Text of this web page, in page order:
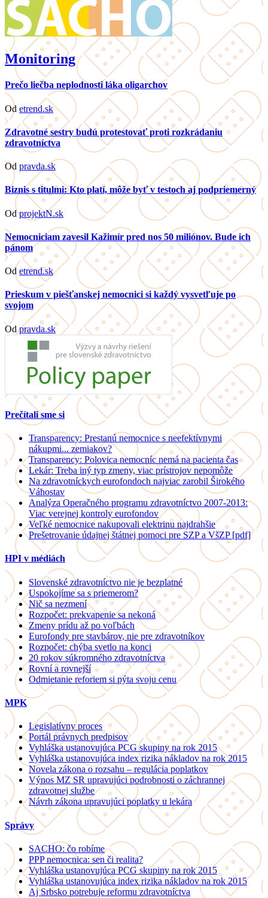
Monitoring
Prečo liečba neplodnosti láka oligarchov
Od etrend.sk
Zdravotné sestry budú protestovať proti rozkrádaniu
zdravotníctva
Od pravda.sk
Biznis s titulmi: Kto platí, môže byť v testoch aj podpriemerný
OdprojektN.sk
Nemocniciam zavesil Kažimír pred nos 50 miliónov. Bude ich
pánom
Od etrend.sk
Prieskum v piešťanskej nemocnici si každý vysvetľuje po
svojom
Odpravda.sk
Prečítali sme si
Transparency: Prestanú nemocnice s neefektívnymi
nákupmi... zemiakov?
Transparency: Polovica nemocníc nemá na pacienta čas
Lekár: Treba iný typ zmeny, viac prístrojov nepomôže
Na zdravotníckych eurofondoch najviac zarobil Širokého
Váhostav
Analýza Operačného programu zdravotníctvo 2007-2013:
Viac verejnej kontroly eurofondov
Veľké nemocnice nakupovali elektrinu najdrahšie
Prešetrovanie údajnej štátnej pomoci pre SZP a VšZP [pdf]
HPI v médiách
Slovenské zdravotníctvo nie je bezplatné
Uspokojíme sa s priemerom?
Nič sa nezmení
Rozpočet: prekvapenie sa nekoná
Zmeny prídu až po voľbách
Eurofondy pre stavbárov, nie pre zdravotníkov
Rozpočet: chýba svetlo na konci
20 rokov súkromného zdravotníctva
Rovní a rovnejší
Odmietanie reforiem si pýta svoju cenu
MPK
Legislatívny proces
Portál právnych predpisov
Vyhláška ustanovujúca PCG skupiny na rok 2015
Vyhláška ustanovujúca index rizika nákladov na rok 2015
Novela zákona o rozsahu – regulácia poplatkov
Výnos MZ SR upravujúci podrobnosti o záchrannej
zdravotnej službe
Návrh zákona upravujúci poplatky u lekára
Správy
SACHO: čo robíme
PPP nemocnica: sen či realita?
Vyhláška ustanovujúca PCG skupiny na rok 2015
Vyhláška ustanovujúca index rizika nákladov na rok 2015
Aj Srbsko potrebuje reformu zdravotníctva